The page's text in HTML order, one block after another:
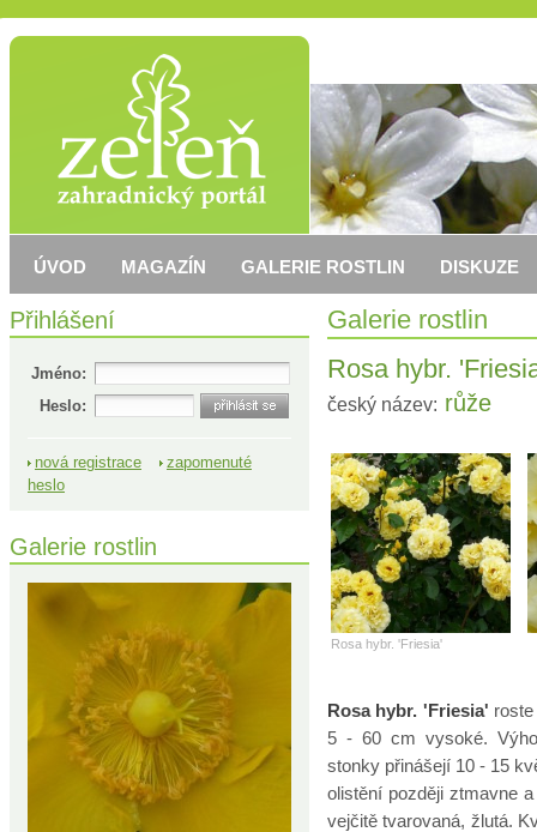
Galerie rostlin
Rosa hybr.
český název: růže
Rosa hybr. 'Friesia'
Rosa hybr. 'Friesia'
5 - 60 cm vysoké.
stonky přinášejí 10 - 15
olistění později ztmavne
vejčitě tvarovaná, žlutá.
Přihlášení
Jméno:
Heslo:
nová registrace
zapomenuté
heslo
Galerie rostlin
ÚVOD MAGAZÍN GALERIE ROSTLIN DISKUZE